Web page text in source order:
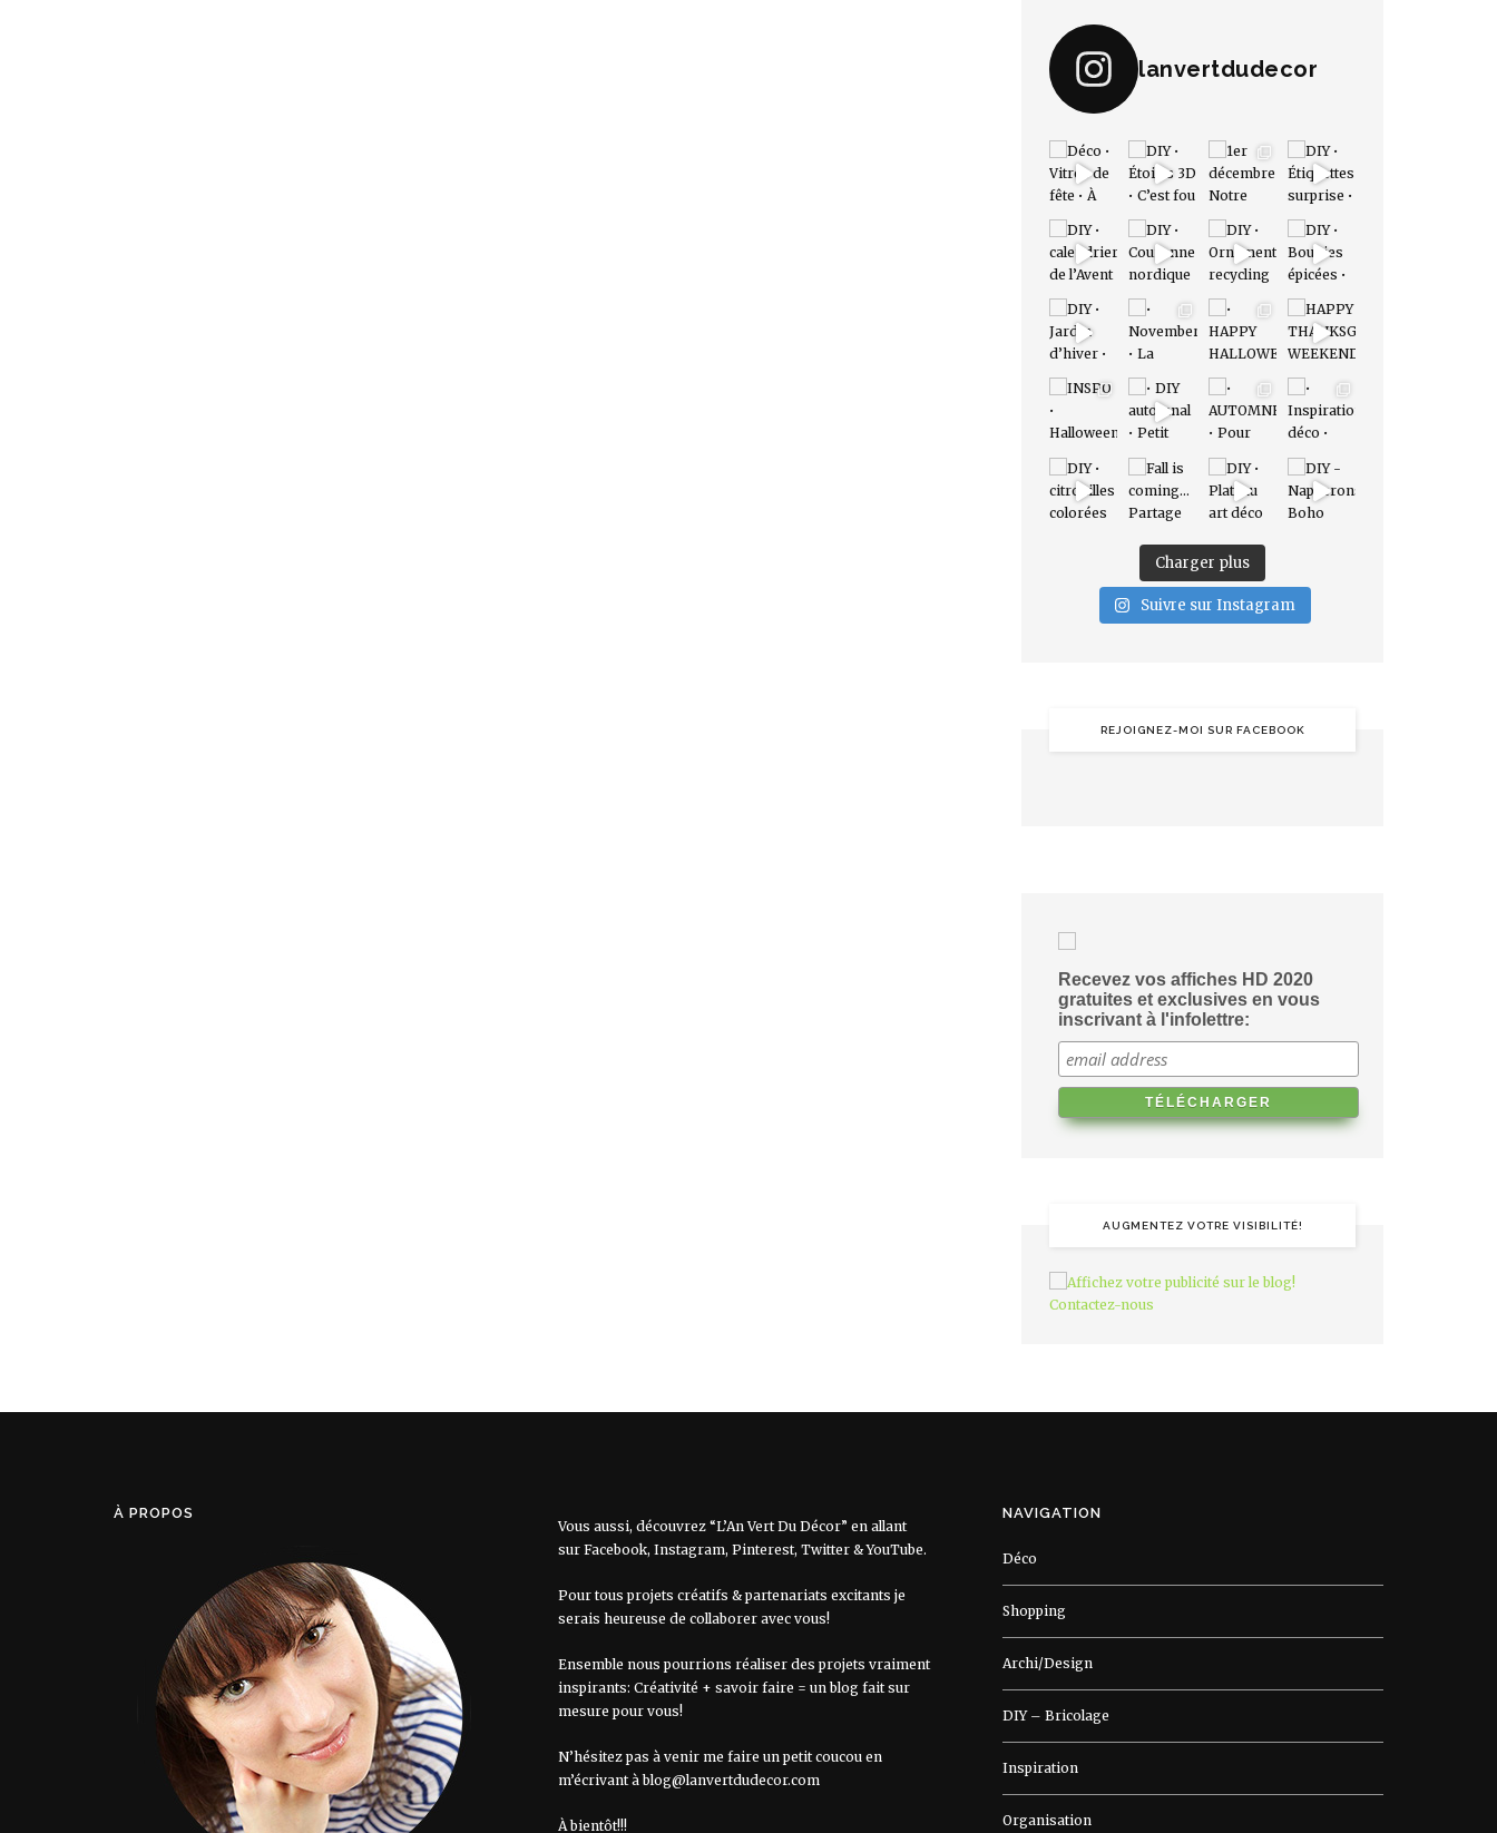
lanvertdudecor
Charger plus
Suivre sur Instagram
REJOIGNEZ-MOI SUR FACEBOOK
Recevez vos affiches HD 2020
gratuites et exclusives en vous
inscrivant à l'infolettre:
AUGMENTEZ VOTRE VISIBILITÉ!
À PROPOS
Vous aussi, découvrez “L’An Vert Du Décor” en allant
sur Facebook, Instagram, Pinterest, Twitter &YouTube.
Pour tous projets créatifs & partenariats excitants je
serais heureuse de collaborer avec vous!
Ensemble nous pourrions réaliser des projets vraiment
inspirants: Créativité + savoir faire = un blog fait sur
mesure pour vous!
N’hésitez pas à venir me faire un petit coucou en
m’écrivant àblog@lanvertdudecor.com
À bientôt!!!
NAVIGATION
Déco
Shopping
Archi/Design
DIY – Bricolage
Inspiration
Organisation